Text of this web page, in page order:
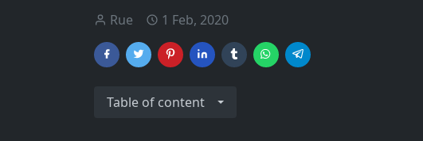
Rue 1 Feb, 2020
Table of content